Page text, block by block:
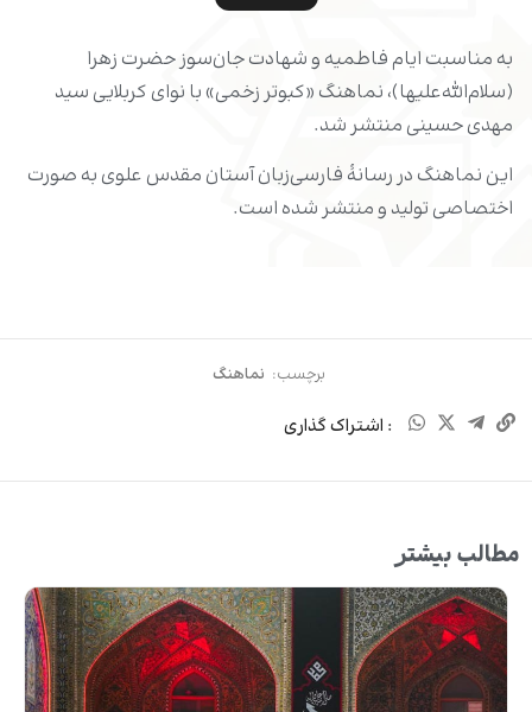
به مناسبت ایام فاطمیه و شهادت جان‌سوز حضرت زهرا
(سلام‌الله‌علیها)، نماهنگ «کبوتر زخمی» با نوای کربلایی سید
مهدی حسینی منتشر شد.
این نماهنگ در رسانۀ فارسی‌زبان آستان مقدس علوی به صورت
اختصاصی تولید و منتشر شده است.
برچسب: نماهنگ
: اشتراک گذاری
مطالب بیشتر